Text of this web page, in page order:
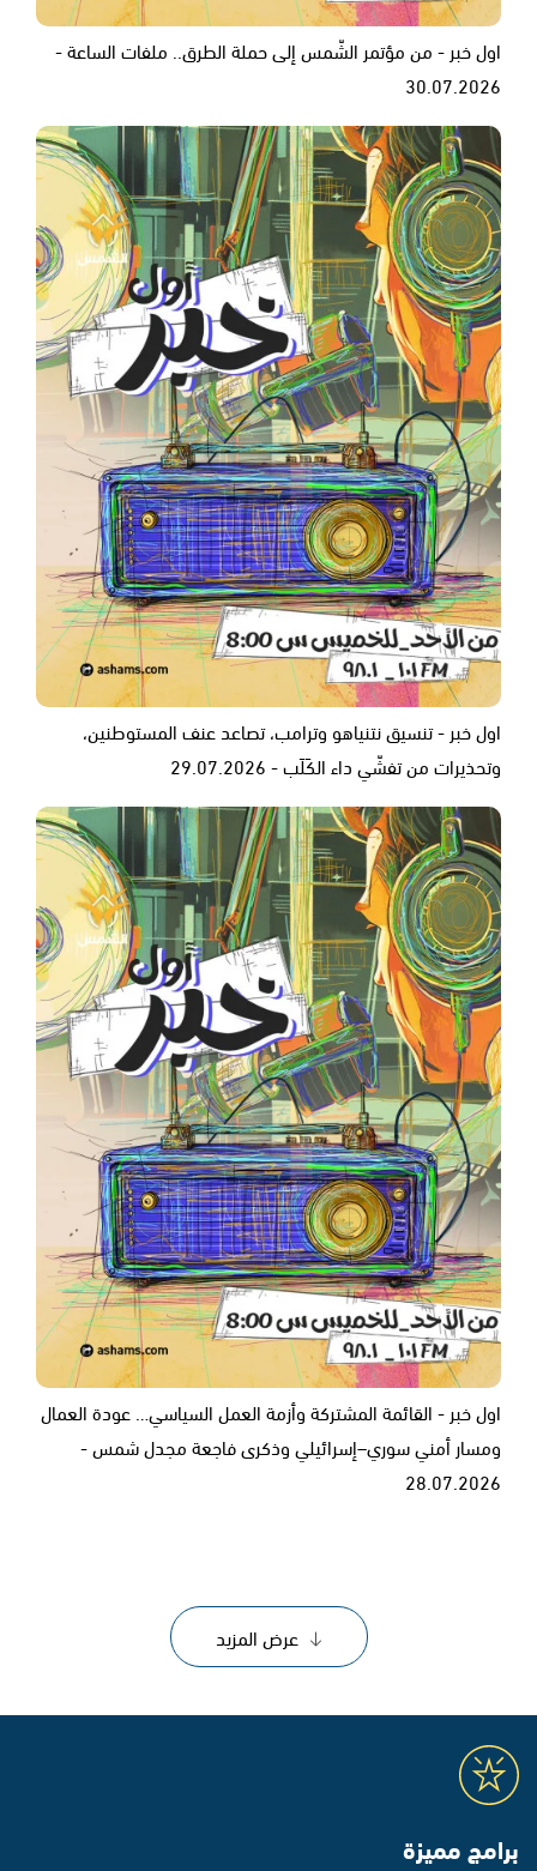
اول خبر - من مؤتمر الشّمس إلى حملة الطرق.. ملفات الساعة -
30.07.2026
اول خبر - تنسيق نتنياهو وترامب، تصاعد عنف المستوطنين،
وتحذيرات من تفشّي داء الكَلَب - 29.07.2026
اول خبر - القائمة المشتركة وأزمة العمل السياسي… عودة العمال
ومسار أمني سوري–إسرائيلي وذكرى فاجعة مجدل شمس -
28.07.2026
عرض المزيد
برامج مميزة